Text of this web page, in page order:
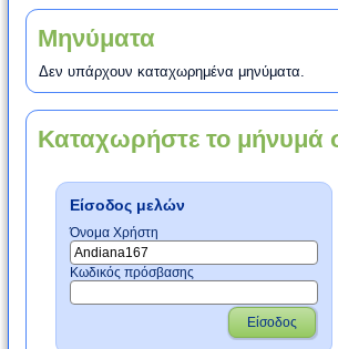
Μηνύματα
Δεν υπάρχουν καταχωρημένα μηνύματα.
Καταχωρήστε το μήνυμά
Είσοδος μελών
Όνομα Χρήστη
Κωδικός πρόσβασης
Είσοδος